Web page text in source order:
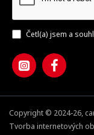
Četl(a) jsem a
Copyright © 2024-26,
Tvorba internetových